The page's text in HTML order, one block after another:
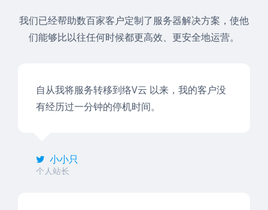
我们已经帮助数百家客户定制了服务器解决方案，使他
们能够比以往任何时候都更高效、更安全地运营。
自从我将服务转移到络V云 以来，我的客户没
有经历过一分钟的停机时间。
小小只
个人站长